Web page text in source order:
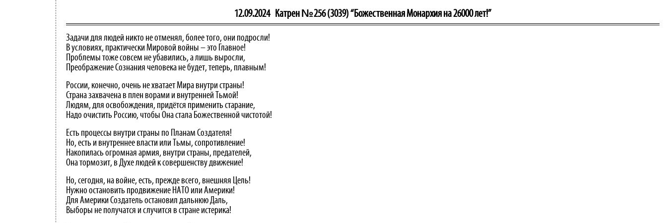
12.09.2024 Катрен №256 (3039) “Божественная Монархия на 26000 лет!”
Задачи для людей никто не отменял, более того, они подросли!
В условиях, практически Мировой войны – это Главное!
Проблемы тоже совсем не убавились, а лишь выросли,
Преображение Сознания человека не будет, теперь, плавным!
России, конечно, очень не хватает Мира внутри страны!
Страна захвачена в плен ворами и внутренней Тьмой!
Людям, для освобождения, придётся применить старание,
Надо очистить Россию, чтобы Она стала Божественной чистотой!
Есть процессы внутри страны по Планам Создателя!
Но, есть и внутреннее власти или Тьмы, сопротивление!
Накопилась огромная армия, внутри страны, предателей,
Она тормозит, в Духе людей к совершенству движение!
Но, сегодня, на войне, есть, прежде всего, внешняя Цель!
Нужно остановить продвижение НАТО или Америки!
Для Америки Создатель остановил дальнюю Даль,
Выборы не получатся и случится в стране истерика!